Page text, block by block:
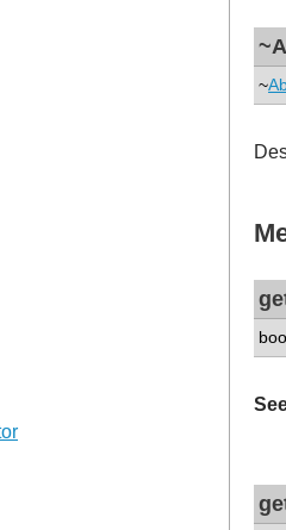
~